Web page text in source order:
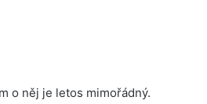
o něj je letos mimořádný.